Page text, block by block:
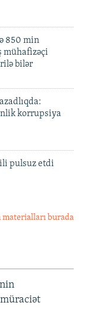
850 min
mühafizəçi
bilər
korrupsiya
pulsuz etdi
burada